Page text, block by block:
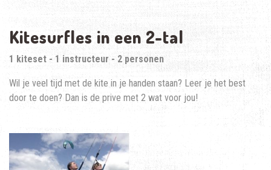
Kitesurfles in een 2-tal
1 kiteset - 1 instructeur - 2 personen
Wil je veel tijd met de kite in je handen staan? Leer je het best
door te doen? Dan is de prive met 2 wat voor jou!